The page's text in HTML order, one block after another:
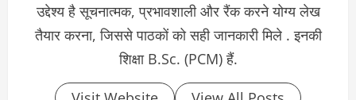
उद्देश्य है सूचनात्मक, प्रभावशाली और रैंक करने योग्य लेख
तैयार करना, जिससे पाठकों को सही जानकारी मिले . इनकी
शिक्षा B.Sc. (PCM) हैं.